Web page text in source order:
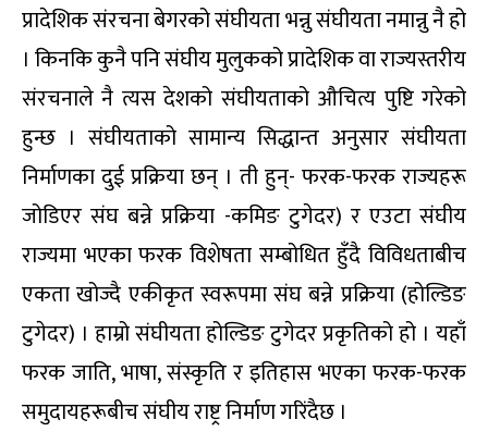
प्रादेशिक संरचना बेगरको संघीयता भन्नु संघीयता नमान्नु नै हो
। किनकि कुनै पनि संघीय मुलुकको प्रादेशिक वा राज्यस्तरीय
संरचनाले नै त्यस देशको संघीयताको औचित्य पुष्टि गरेको
हुन्छ । संघीयताको सामान्य सिद्धान्त अनुसार संघीयता
निर्माणका दुई प्रक्रिया छन् । ती हुन्- फरक-फरक राज्यहरू
जोडिएर संघ बन्ने प्रक्रिया -कमिङ टुगेदर) र एउटा संघीय
राज्यमा भएका फरक विशेषता सम्बोधित हुँदै विविधताबीच
एकता खोज्दै एकीकृत स्वरूपमा संघ बन्ने प्रक्रिया (होल्डिङ
टुगेदर) । हाम्रो संघीयता होल्डिङ टुगेदर प्रकृतिको हो । यहाँ
फरक जाति, भाषा, संस्कृति र इतिहास भएका फरक-फरक
समुदायहरूबीच संघीय राष्ट्र निर्माण गरिंदैछ ।